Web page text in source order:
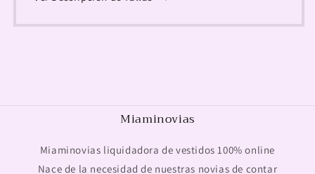
Miaminovias
Miaminovias liquidadora de vestidos 100% online
Nace de la necesidad de nuestras novias de contar